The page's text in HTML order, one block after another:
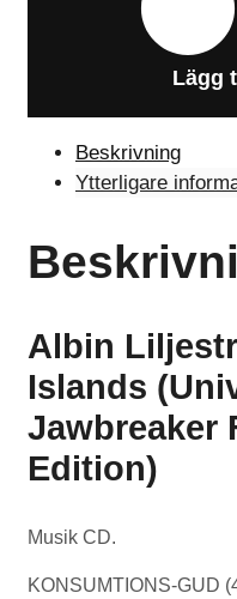
Lägg
Beskrivning
Ytterligare
Albin
Islands
Jawbreaker
Edition)
Musik CD.
KONSUMTIONS-GUD